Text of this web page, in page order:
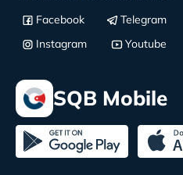
Facebook
Telegram
Instagram
Youtube
SQB Mobile